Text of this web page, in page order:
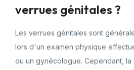
verrues génitales ?
Les verrues génitales sont
lors d'un examen physique
ou un gynécologue. Cependant,